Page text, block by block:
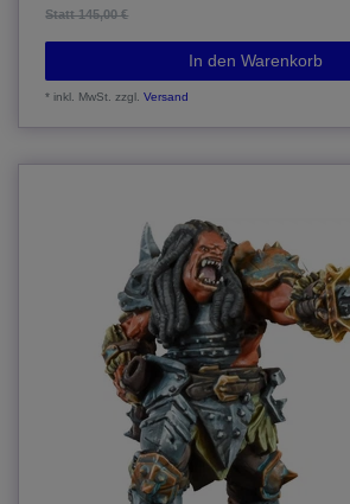
Statt 145,00 €
In den Warenkorb
*inkl. MwSt. zzgl.Versand